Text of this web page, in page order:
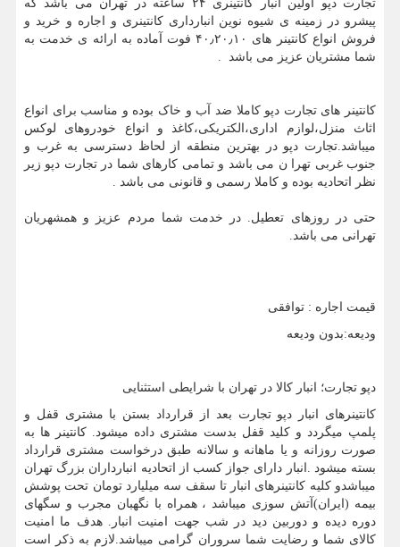
تجارت دپو اولین انبار کانتینری ۲۴ ساعته در تهران می باشد که
پیشرو در زمینه ی شیوه نوین انبارداری کانتینری و اجاره و خرید و
فروش انواع کانتینر های ۴۰٫۲۰٫۱۰ فوت آماده به ارائه ی خدمت به
شما مشتریان عزیز می باشد .
کانتینر های تجارت دپو کاملا ضد آب و خاک بوده و مناسب برای انواع
اثاث منزل،لوازم اداری،الکتریکی،کاغذ و انواع خودروهای لوکس
میباشد.تجارت دپو در بهترین منطقه از لحاظ دسترسی به غرب و
جنوب غربی تهرا ن می باشد و تمامی کارهای شما در تجارت دپو زیر
نظر اتحادیه بوده و کاملا رسمی و قانونی می باشد .
حتی در روزهای تعطیل. در خدمت شما مردم عزیز و همشهریان
تهرانی می باشد.
قیمت اجاره : توافقی
ودیعه:بدون ودیعه
دپو تجارت؛ انبار کالا در تهران با شرایطی استثنایی
کانتینرهای انبار دپو تجارت بعد از قرارداد بستن با مشتری قفل و
پلمپ میگردد و کلید قفل بدست مشتری داده میشود. کانتینر ها به
صورت روزانه و یا ماهانه و سالانه طبق درخواست مشتری قرارداد
بسته میشود .انبار دارای جواز کسب از اتحادیه انبارداران بزرگ تهران
میباشدو کلیه کانتینرهای انبار تا سقف سه میلیارد تومان تحت پوشش
بیمه (ایران)آتش سوزی میباشد ، همراه با نگهبان مجرب و سگهای
دوره دیده و دوربین دید در شب جهت امنیت انبار. هدف ما امنیت
کالای شما و رضایت شما سروران گرامی میباشد.لازم به ذکر است